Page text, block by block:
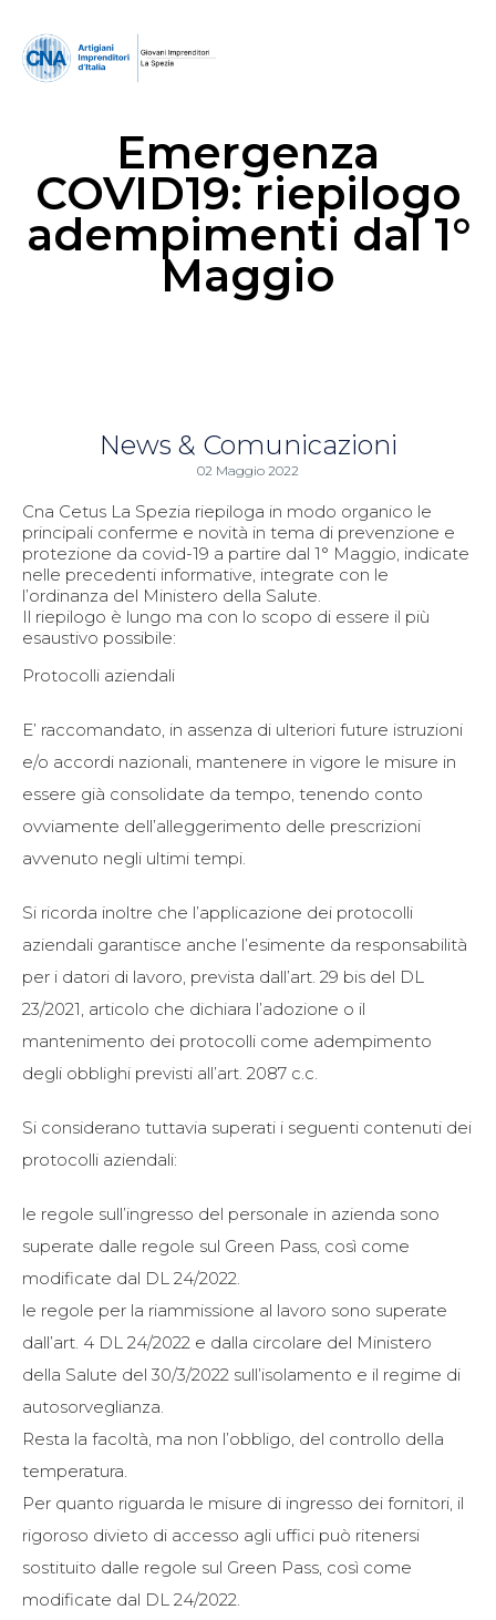
Emergenza
COVID19: riepilogo
adempimenti dal 1°
Maggio
News & Comunicazioni
02 Maggio 2022
Cna Cetus La Spezia riepiloga in modo organico le
principali conferme e novità in tema di prevenzione e
protezione da covid-19 a partire dal 1° Maggio, indicate
nelle precedenti informative, integrate con le
l’ordinanza del Ministero della Salute.
Il riepilogo è lungo ma con lo scopo di essere il più
esaustivo possibile:
Protocolli aziendali
E’ raccomandato, in assenza di ulteriori future istruzioni
e/o accordi nazionali, mantenere in vigore le misure in
essere già consolidate da tempo, tenendo conto
ovviamente dell’alleggerimento delle prescrizioni
avvenuto negli ultimi tempi.
Si ricorda inoltre che l’applicazione dei protocolli
aziendali garantisce anche l’esimente da responsabilità
per i datori di lavoro, prevista dall’art. 29 bis del DL
23/2021, articolo che dichiara l’adozione o il
mantenimento dei protocolli come adempimento
degli obblighi previsti all’art. 2087 c.c.
Si considerano tuttavia superati i seguenti contenuti dei
protocolli aziendali:
le regole sull’ingresso del personale in azienda sono
superate dalle regole sul Green Pass, così come
modificate dal DL 24/2022.
le regole per la riammissione al lavoro sono superate
dall’art. 4 DL 24/2022 e dalla circolare del Ministero
della Salute del 30/3/2022 sull’isolamento e il regime di
autosorveglianza.
Resta la facoltà, ma non l’obbligo, del controllo della
temperatura.
Per quanto riguarda le misure di ingresso dei fornitori, il
rigoroso divieto di accesso agli uffici può ritenersi
sostituito dalle regole sul Green Pass, così come
modificate dal DL 24/2022.